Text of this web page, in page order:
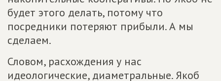
будет этого делать, потому что
посредники потеряют прибыли. А мы
сделаем.
Словом, расхождения у нас
идеологические, диаметральные. Якоб